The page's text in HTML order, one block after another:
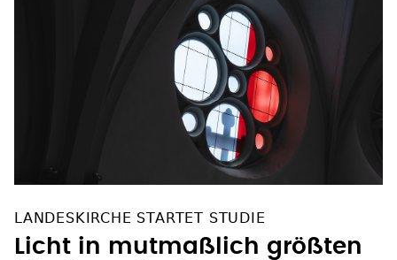
LANDESKIRCHE STARTET STUDIE
Licht in mutmaßlich größten